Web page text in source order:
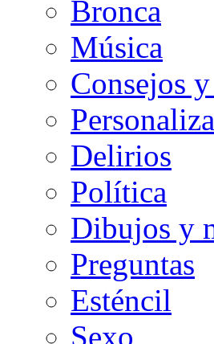
Bronca
Música
Consejos
Delirios
Política
Dibujos y
Preguntas
Esténcil
Sexo